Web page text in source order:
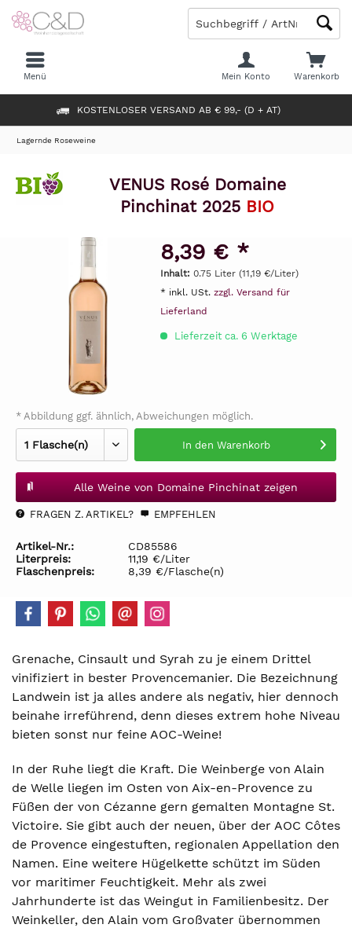
KOSTENLOSER VERSAND AB € 99,- (D + AT)
Warenkorb
Mein Konto
Menü
Lagernde Roseweine
VENUS Rosé Domaine
Pinchinat 2025 BIO
8,39 € *
Inhalt: 0.75 Liter (11,19 €/Liter)
* inkl. USt. zzgl. Versand für
Lieferland
Lieferzeit ca. 6 Werktage
* Abbildung ggf. ähnlich, Abweichungen möglich.
In den Warenkorb
Alle Weine von Domaine Pinchinat zeigen
FRAGEN Z. ARTIKEL? EMPFEHLEN
Artikel-Nr.:
CD85586
Literpreis:
11,19 €/Liter
Flaschenpreis:
8,39 €/Flasche(n)
Grenache, Cinsault und Syrah zu je einem Drittel
vinifiziert in bester Provencemanier. Die Bezeichnung
Landwein ist ja alles andere als negativ, hier dennoch
beinahe irreführend, denn dieses extrem hohe Niveau
bieten sonst nur feine AOC-Weine!
In der Ruhe liegt die Kraft. Die Weinberge von Alain
de Welle liegen im Osten von Aix-en-Provence zu
Füßen der von Cézanne gern gemalten Montagne St.
Victoire. Sie gibt auch der neuen, über der AOC Côtes
de Provence eingestuften, regionalen Appellation den
Namen. Eine weitere Hügelkette schützt im Süden
vor maritimer Feuchtigkeit. Mehr als zwei
Jahrhunderte ist das Weingut in Familienbesitz. Der
Weinkeller, den Alain vom Großvater übernommen